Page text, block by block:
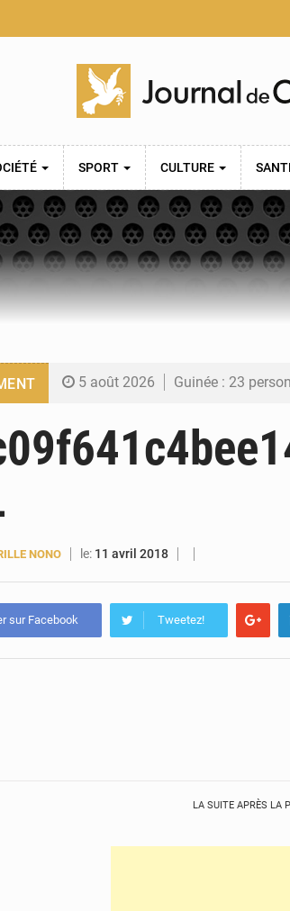
SPORT CULTURE
5 août 2026 Guinée : 23 personnes
5 août 2026 Forces Vives en
NONO le: 11 avril 2018
sur Facebook Tweetez!
LA SUITE APRÈS LA